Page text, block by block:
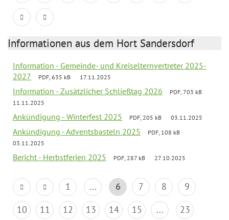
Informationen aus dem Hort Sandersdorf
Information - Gemeinde- und Kreiselternvertreter 2025-
2027
PDF, 635 kB 17.11.2025
Information - Zusätzlicher Schließtag 2026
PDF, 703 kB
11.11.2025
Ankündigung - Winterfest 2025 PDF, 205 kB 03.11.2025
Ankündigung - Adventsbasteln 2025
PDF, 108 kB
03.11.2025
Bericht - Herbstferien 2025 PDF, 287 kB 27.10.2025
1 ... 6 7 8
9
10
11 12 13 14 15 ... 23